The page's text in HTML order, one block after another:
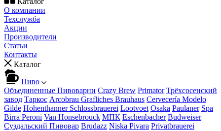
О компании
Техслужба
Акции
Производители
Статьи
Контакты
Каталог
Пиво
Объединенные Пивоварни Crazy Brew Primator Трёхсосенский
завод Таркос Arcobrau Grafliches Brauhaus Cervecería Modelo
Gilde Hohenthanner Schlossbrauerei Lootvoet Osaka Paulaner Spa
Birra Peroni Van Honsebrouck МПК Eschenbacher Budweiser
Суздальский Пивовар Brudazz Niska Pivara Privatbrauerei